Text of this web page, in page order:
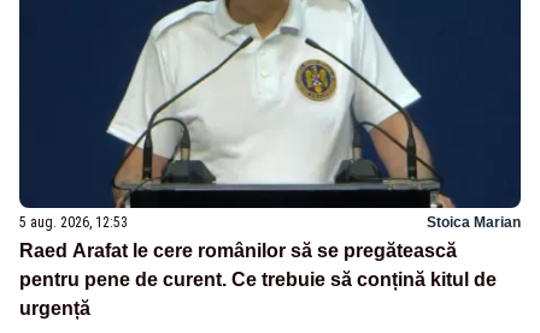
5 aug. 2026, 12:53 Stoica Marian
Raed Arafat le cere românilor să se pregătească
pentru pene de curent. Ce trebuie să conțină kitul de
urgență